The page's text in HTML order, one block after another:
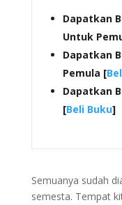
Dapatkan
Untuk
Dapatkan
Pemula [
Dapatkan
[Beli Buku]
Semuanya sudah
semesta. Tempat